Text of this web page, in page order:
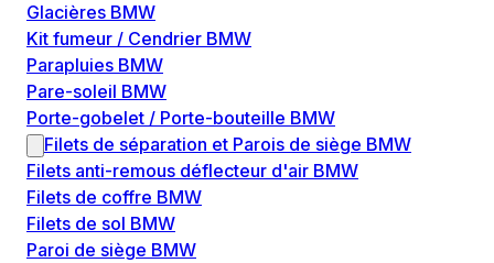
Glacières BMW
Kit fumeur / Cendrier BMW
Parapluies BMW
Pare-soleil BMW
Porte-gobelet / Porte-bouteille BMW
Filets de séparation et Parois de siège BMW
Filets anti-remous déflecteur d'air BMW
Filets de coffre BMW
Filets de sol BMW
Paroi de siège BMW